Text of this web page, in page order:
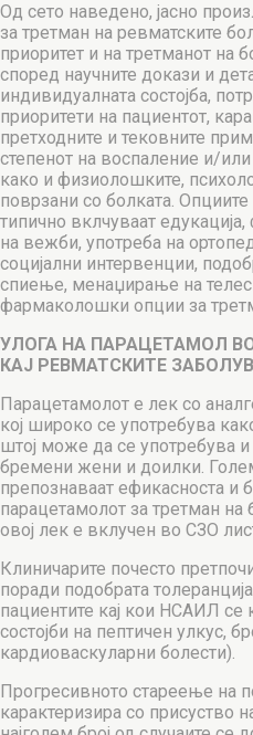
Од сето наведено, јасно
за третман на ревматските
приоритет и на третманот на
според научните докази и
индивидуалната состојба,
приоритети на пациентот,
претходните и тековните
степенот на воспаление и/
како и физиолошките,
поврзани со болката.
типично вклчуваат
на вежби, употреба на
социјални интервенции,
спиење, менаџирање на
фармаколошки опции за
УЛОГА НА ПАРАЦЕТАМОЛ
КАЈ РЕВМАТСКИТЕ
Парацетамолот е лек со
кој широко се употребува
штој може да се употребува и
бремени жени и доилки. Голем
препознаваат ефикасноста и
парацетамолот за третман на
овој лек е вклучен во СЗО
Клиничарите почесто
поради подобрата
пациентите кај кои НСАИЛ се
состојби на пептичен улкус,
кардиоваскуларни болести).
Прогресивното стареење на
карактеризира со присуство